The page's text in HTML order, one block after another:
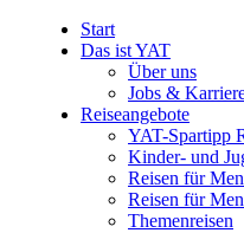
Start
Das ist YAT
Über uns
Jobs &
Reiseangebote
YAT-Spartipp
Kinder- und
Reisen für
Reisen für
Themenreisen